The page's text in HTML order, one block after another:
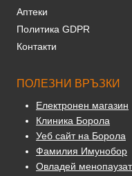
Аптеки
Политика GDPR
Контакти
ПОЛЕЗНИ ВРЪЗКИ
Електронен магазин
Клиника Борола
Уеб сайт на Борола
Фамилия Имунобор
Овладей